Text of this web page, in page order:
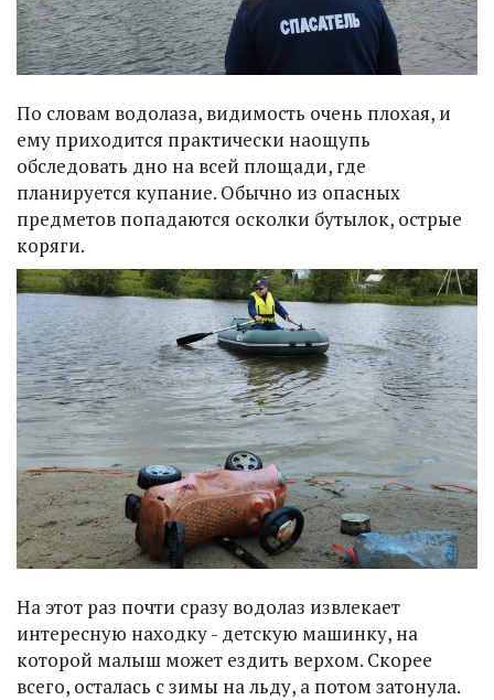
По словам водолаза, видимость очень плохая, и
ему приходится практически наощупь
обследовать дно на всей площади, где
планируется купание. Обычно из опасных
предметов попадаются осколки бутылок, острые
коряги.
На этот раз почти сразу водолаз извлекает
интересную находку - детскую машинку, на
которой малыш может ездить верхом. Скорее
всего, осталась с зимы на льду, а потом затонула.